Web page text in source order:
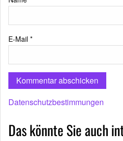
E-Mail *
Datenschutzbestimmungen
Das könnte Sie auch